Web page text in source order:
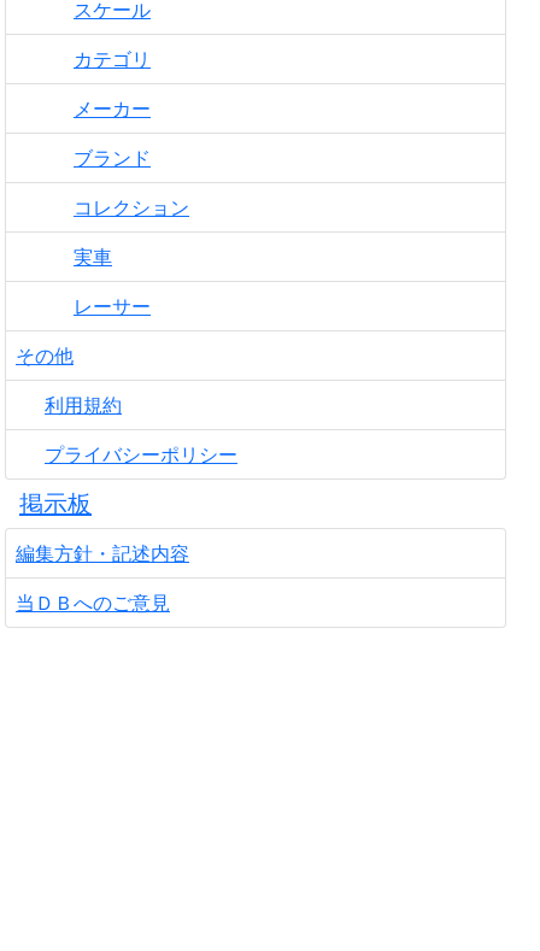
スケール
カテゴリ
メーカー
ブランド
コレクション
実車
レーサー
その他
利用規約
プライバシーポリシー
掲示板
編集方針・記述内容
当ＤＢへのご意見